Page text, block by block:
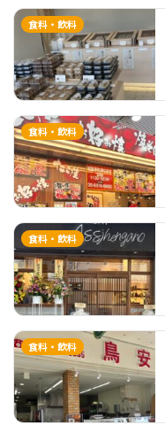
食料・飲料
食料・飲料
食料・飲料
食料・飲料